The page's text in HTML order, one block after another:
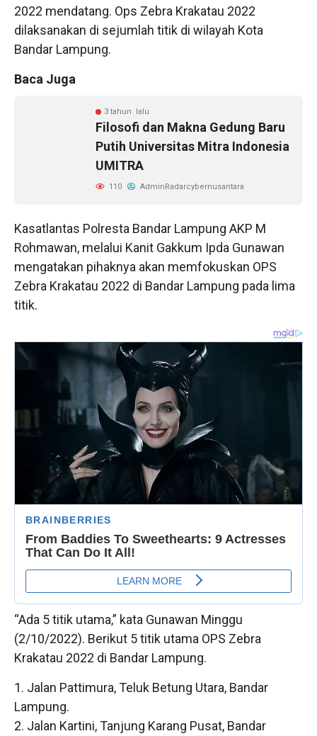
2022 mendatang. Ops Zebra Krakatau 2022
dilaksanakan di sejumlah titik di wilayah Kota
Bandar Lampung.
Baca Juga
3 tahun lalu
Filosofi dan Makna Gedung Baru
Putih Universitas Mitra Indonesia
UMITRA
110 AdminRadarcybernusantara
Kasatlantas Polresta Bandar Lampung AKP M
Rohmawan, melalui Kanit Gakkum Ipda Gunawan
mengatakan pihaknya akan memfokuskan OPS
Zebra Krakatau 2022 di Bandar Lampung pada lima
titik.
“Ada 5 titik utama,” kata Gunawan Minggu
(2/10/2022). Berikut 5 titik utama OPS Zebra
Krakatau 2022 di Bandar Lampung.
1. Jalan Pattimura, Teluk Betung Utara, Bandar
Lampung.
2. Jalan Kartini, Tanjung Karang Pusat, Bandar